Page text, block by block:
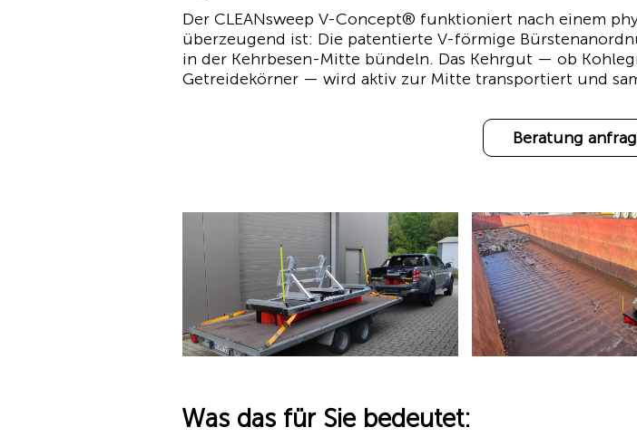
Der CLEANsweep V-Concept® funktioniert nach einem
überzeugend ist: Die patentierte V-förmige
in der Kehrbesen-Mitte bündeln. Das Kehrgut — ob
Getreidekörner — wird aktiv zur Mitte transportiert und
Beratung
Was das für Sie bedeutet: